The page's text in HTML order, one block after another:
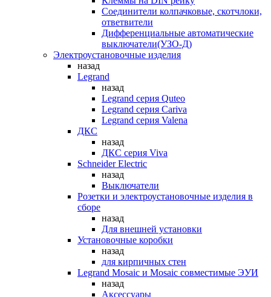
Соединители колпачковые, скотчлоки,
ответвители
Дифференциальные автоматические
выключатели(УЗО-Д)
Электроустановочные изделия
назад
Legrand
назад
Legrand серия Quteo
Legrand серия Cariva
Legrand серия Valena
ДКС
назад
ДКС серия Viva
Schneider Electric
назад
Выключатели
Розетки и электроустановочные изделия в
сборе
назад
Для внешней установки
Установочные коробки
назад
для кирпичных стен
Legrand Mosaic и Mosaic совместимые ЭУИ
назад
Аксессуары